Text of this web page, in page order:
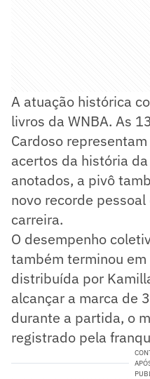
A atuação histórica
livros da WNBA. As
Cardoso
acertos da história
anotados, a pivô
novo recorde
carreira.
O desempenho
também terminou
distribuída por
alcançar a marca de
durante a partida, o
registrado pela